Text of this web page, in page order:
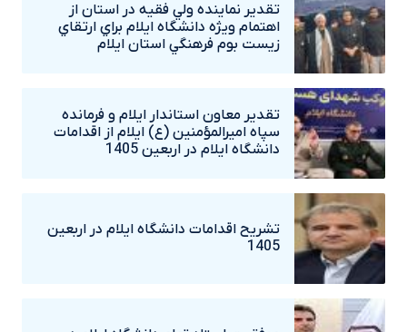
تقدير نماينده ولي فقيه در استان از
اهتمام ويژه دانشگاه‌ ايلام براي ارتقاي
زيست بوم فرهنگي استان ايلام
تقدير معاون استاندار ايلام و فرمانده
سپاه اميرالمؤمنين (ع) ايلام از اقدامات
دانشگاه ايلام در اربعين 1405
تشريح اقدامات دانشگاه ايلام در اربعين
1405